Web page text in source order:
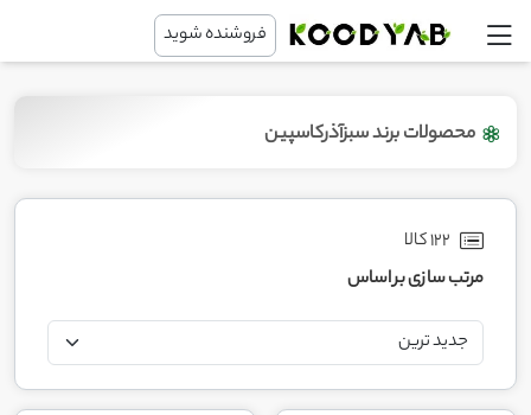
فروشنده شوید
محصولات برند سبزآذرکاسپین
122 کالا
مرتب سازی بر اساس